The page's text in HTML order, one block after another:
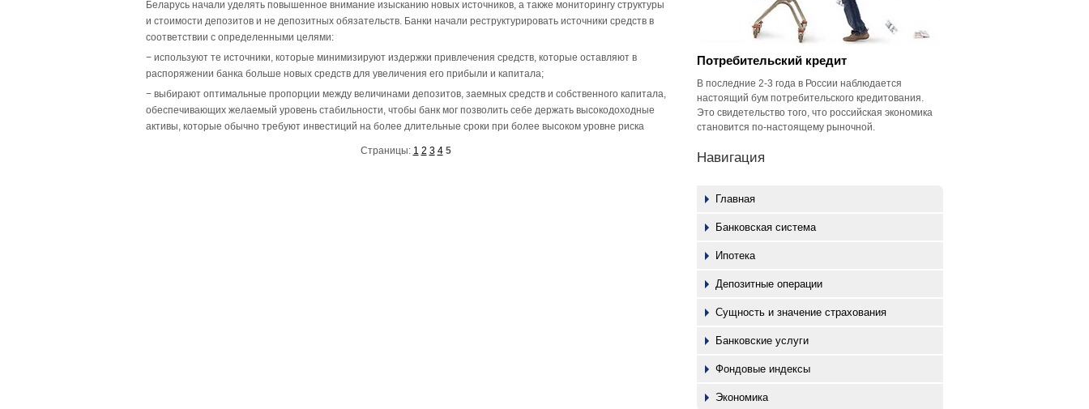
Беларусь начали уделять повышенное внимание изысканию новых источников, а также мониторингу структуры
и стоимости депозитов и не депозитных обязательств. Банки начали реструктурировать источники средств в
соответствии с определенными целями:
− используют те источники, которые минимизируют издержки привлечения средств, которые оставляют в
распоряжении банка больше новых средств для увеличения его прибыли и капитала;
− выбирают оптимальные пропорции между величинами депозитов, заемных средств и собственного капитала,
обеспечивающих желаемый уровень стабильности, чтобы банк мог позволить себе держать высокодоходные
активы, которые обычно требуют инвестиций на более длительные сроки при более высоком уровне риска
Страницы: 1 2 3 4 5
Потребительский кредит
В последние 2-3 года в России наблюдается
настоящий бум потребительского кредитования.
Это свидетельство того, что российская экономика
становится по-настоящему рыночной.
Навигация
Главная
Банковская система
Ипотека
Депозитные операции
Сущность и значение страхования
Банковские услуги
Фондовые индексы
Экономика